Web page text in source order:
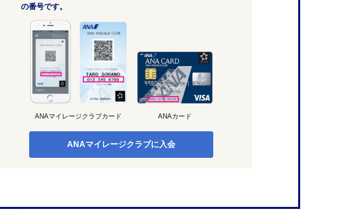
の番号です。
ANAマイレージクラブカード ANAカード
ANAマイレージクラブに入会